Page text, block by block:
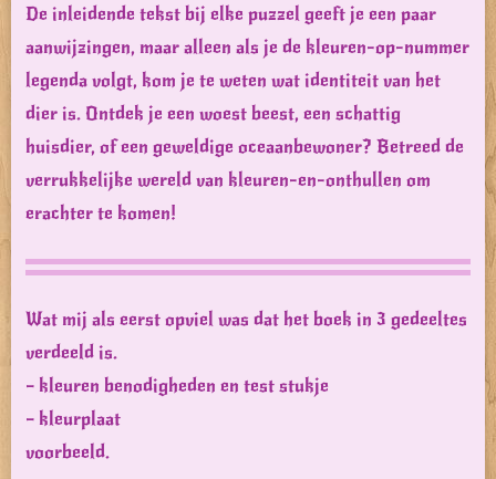
De inleidende tekst bij elke puzzel geeft je een paar
aanwijzingen, maar alleen als je de kleuren-op-nummer
legenda volgt, kom je te weten wat identiteit van het
dier is. Ontdek je een woest beest, een schattig
huisdier, of een geweldige oceaanbewoner? Betreed de
verrukkelijke wereld van kleuren-en-onthullen om
erachter te komen!
Wat mij als eerst opviel was dat het boek in 3 gedeeltes
verdeeld is.
– kleuren benodigheden en test stukje
– kleurplaat
voorbeeld.